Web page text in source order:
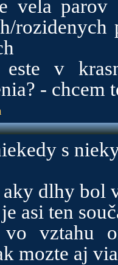
vela
v
- chcem
s
aky dlhy bol
asi ten
vztahu
mozte aj